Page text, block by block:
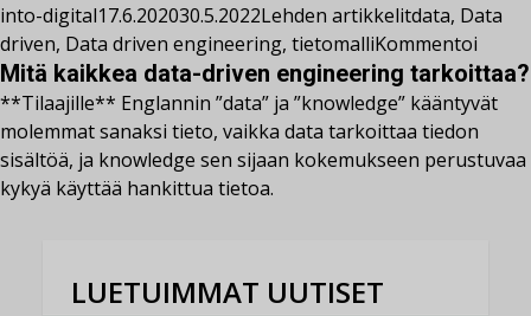
into-digital17.6.202030.5.2022Lehden artikkelitdata, Data
driven, Data driven engineering, tietomalliKommentoi
Mitä kaikkea data-driven engineering tarkoittaa?
**Tilaajille** Englannin ”data” ja ”knowledge” kääntyvät
molemmat sanaksi tieto, vaikka data tarkoittaa tiedon
sisältöä, ja knowledge sen sijaan kokemukseen perustuvaa
kykyä käyttää hankittua tietoa.
LUETUIMMAT UUTISET